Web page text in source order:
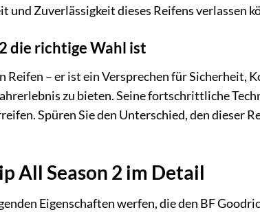
Zuverlässigkeit dieses Reifens verlassen
die richtige Wahl ist
Reifen – er ist ein Versprechen für Sicherheit,
zu bieten. Seine fortschrittliche
Spüren Sie den Unterschied, den dieser
All Season 2 im Detail
Eigenschaften werfen, die den BF